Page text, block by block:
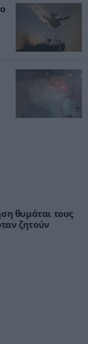
θυμάται τους
ζητούν